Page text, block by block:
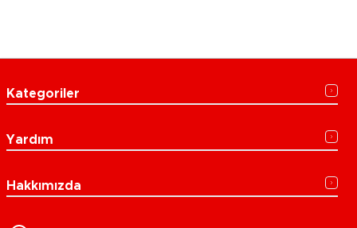
Kategoriler
Yardım
Hakkımızda